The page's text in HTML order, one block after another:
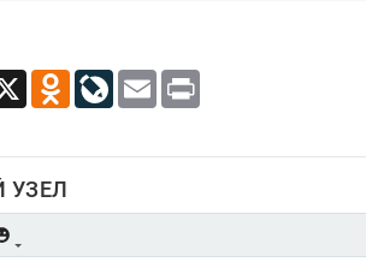
X Odnoklassniki
LiveJournal
Email
УЗЕЛ